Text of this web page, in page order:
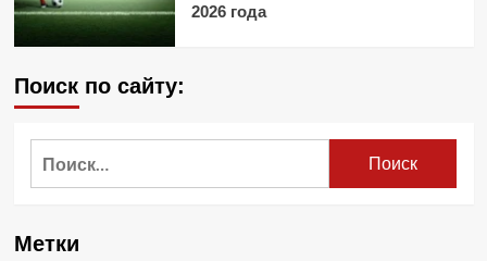
2026 года
Поиск по сайту:
Метки